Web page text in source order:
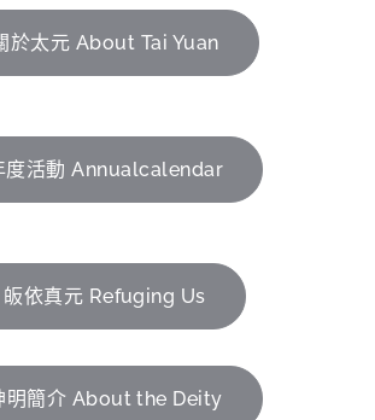
於太元 About Tai Yuan
度活動 Annualcalendar
皈依真元 Refuging Us
明簡介 About the Deity